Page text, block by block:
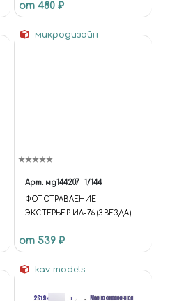
от 480 ₽
микродизайн
Арт. мд144207 1/144
ФОТОТРАВЛЕНИЕ
ЭКСТЕРЬЕР ИЛ-76 (ЗВЕЗДА)
от 539 ₽
kav models